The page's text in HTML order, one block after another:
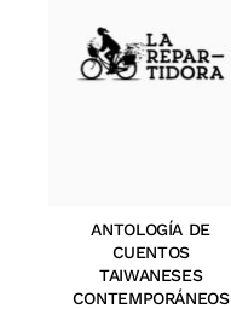
ANTOLOGÍA DE
CUENTOS
TAIWANESES
CONTEMPORÁNEOS